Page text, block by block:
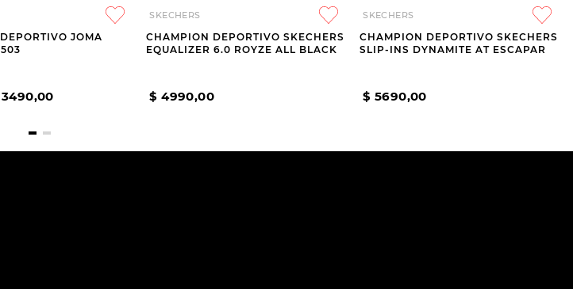
JOMA
3490,00
SKECHERS
CHAMPION DEPORTIVO SKECHERS
EQUALIZER 6.0 ROYZE ALL BLACK
$ 4990,00
SKECHERS
CHAMPION DEPORTIVO SKECHERS
SLIP-INS DYNAMITE AT ESCAPAR
$ 5690,00